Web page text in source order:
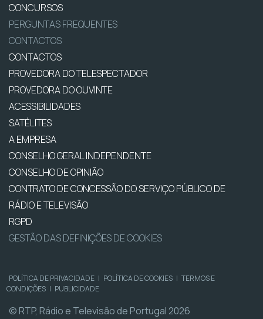
CONCURSOS
PERGUNTAS FREQUENTES
CONTACTOS
CONTACTOS
PROVEDORA DO TELESPECTADOR
PROVEDORA DO OUVINTE
ACESSIBILIDADES
SATÉLITES
A EMPRESA
CONSELHO GERAL INDEPENDENTE
CONSELHO DE OPINIÃO
CONTRATO DE CONCESSÃO DO SERVIÇO PÚBLICO DE
RÁDIO E TELEVISÃO
RGPD
GESTÃO DAS DEFINIÇÕES DE COOKIES
POLÍTICA DE PRIVACIDADE | POLÍTICA DE COOKIES | TERMOS E
CONDIÇÕES | PUBLICIDADE
© RTP, Rádio e Televisão de Portugal 2026